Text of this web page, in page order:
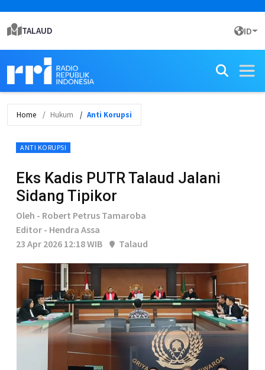
TALAUD ID
Home Hukum Anti Korupsi
ANTI KORUPSI
Eks Kadis PUTR Talaud Jalani
Sidang Tipikor
Oleh - Robert Petrus Tamaroba
Editor - Hendra Assa
23 Apr 2026 12:18 WIB
Talaud